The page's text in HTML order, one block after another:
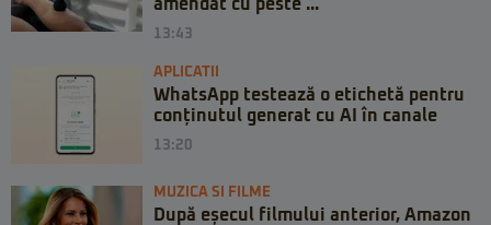
amendat cu peste ...
13:43
APLICATII
WhatsApp testează o etichetă pentru
conținutul generat cu AI în canale
13:20
MUZICA SI FILME
După eșecul filmului anterior, Amazon